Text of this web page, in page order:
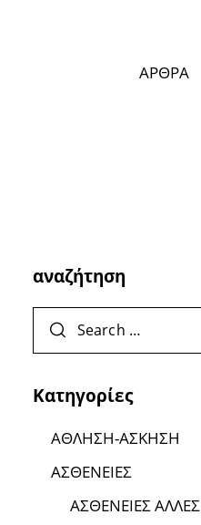
ΑΡΘΡΑ
αναζήτηση
Κατηγορίες
ΑΘΛΗΣΗ-ΑΣΚΗΣΗ
ΑΣΘΕΝΕΙΕΣ
ΑΣΘΕΝΕΙΕΣ ΑΛΛΕΣ